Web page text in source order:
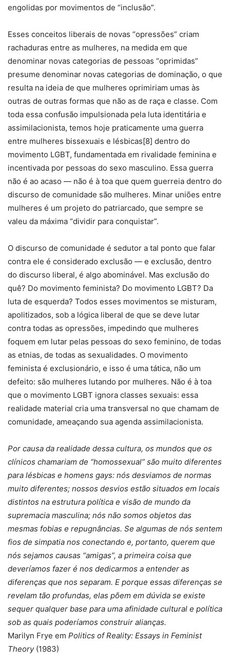
engolidas por movimentos de “inclusão”.
Esses conceitos liberais de novas “opressões” criam
rachaduras entre as mulheres, na medida em que
denominar novas categorias de pessoas “oprimidas”
presume denominar novas categorias de dominação, o que
resulta na ideia de que mulheres oprimiriam umas às
outras de outras formas que não as de raça e classe. Com
toda essa confusão impulsionada pela luta identitária e
assimilacionista, temos hoje praticamente uma guerra
entre mulheres bissexuais e lésbicas[8] dentro do
movimento LGBT, fundamentada em rivalidade feminina e
incentivada por pessoas do sexo masculino. Essa guerra
não é ao acaso — não é à toa que quem guerreia dentro do
discurso de comunidade são mulheres. Minar uniões entre
mulheres é um projeto do patriarcado, que sempre se
valeu da máxima “dividir para conquistar”.
O discurso de comunidade é sedutor a tal ponto que falar
contra ele é considerado exclusão — e exclusão, dentro
do discurso liberal, é algo abominável. Mas exclusão do
quê? Do movimento feminista? Do movimento LGBT? Da
luta de esquerda? Todos esses movimentos se misturam,
apolitizados, sob a lógica liberal de que se deve lutar
contra todas as opressões, impedindo que mulheres
foquem em lutar pelas pessoas do sexo feminino, de todas
as etnias, de todas as sexualidades. O movimento
feminista é exclusionário, e isso é uma tática, não um
defeito: são mulheres lutando por mulheres. Não é à toa
que o movimento LGBT ignora classes sexuais: essa
realidade material cria uma transversal no que chamam de
comunidade, ameaçando sua agenda assimilacionista.
Por causa da realidade dessa cultura, os mundos que os
clínicos chamariam de “homossexual” são muito diferentes
para lésbicas e homens gays: nós desviamos de normas
muito diferentes; nossos desvios estão situados em locais
distintos na estrutura política e visão de mundo da
supremacia masculina; nós não somos objetos das
mesmas fobias e repugnâncias. Se algumas de nós sentem
fios de simpatia nos conectando e, portanto, querem que
nós sejamos causas “amigas”, a primeira coisa que
deveríamos fazer é nos dedicarmos a entender as
diferenças que nos separam. E porque essas diferenças se
revelam tão profundas, elas põem em dúvida se existe
sequer qualquer base para uma afinidade cultural e política
sob as quais poderíamos construir alianças.
Marilyn Frye em Politics of Reality: Essays in Feminist
Theory(1983)